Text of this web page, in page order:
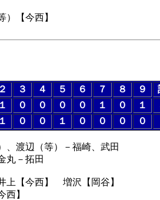
【今西】
２ ３ ４ ５ ６ ７ ８ ９
１ ０ ０ ０ ０ １ ０ １
１ ０ ０ １ ０ ０ ０ ０
、渡辺（等）－福崎、武田
丸－拓田
上【今西】 増沢【岡谷】
】